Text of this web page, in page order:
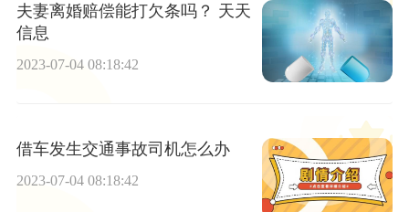
夫妻离婚赔偿能打欠条吗？ 天天
信息
2023-07-04 08:18:42
借车发生交通事故司机怎么办
2023-07-04 08:18:42